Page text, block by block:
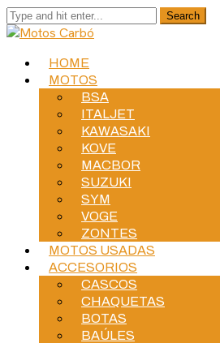
HOME
MOTOS
BSA
ITALJET
KAWASAKI
KOVE
MACBOR
SUZUKI
SYM
VOGE
ZONTES
MOTOS USADAS
ACCESORIOS
CASCOS
CHAQUETAS
BOTAS
BAÚLES